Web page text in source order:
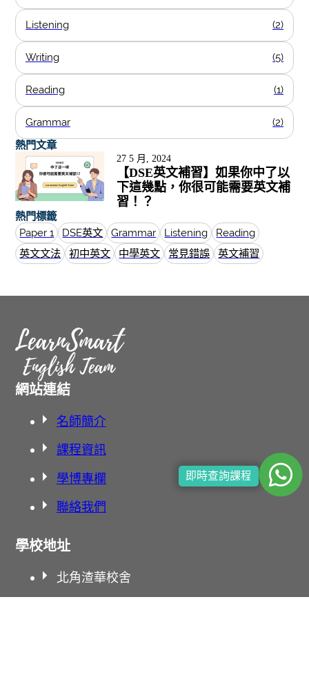
Listening (2)
Writing (5)
Reading (1)
Grammar
(2)
熱門文章
27 5 月, 2024
【DSE英文補習】如果你中了以
下這幾點，你很可能需要英文補
習！？
熱門標籤
Paper 1
DSE英文 Grammar Listening
Reading
英文文法
初中英文 中學英文 常見錯誤 英文補習
即時查詢課程
網站連結
名師簡介
課程資訊
學博專欄
聯絡我們
學校地址
北角渣華校舍